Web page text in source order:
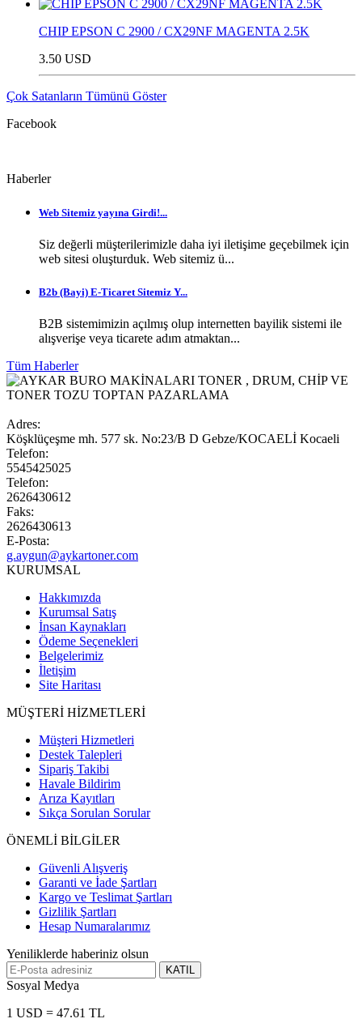
CHIP EPSON C 2900 / CX29NF MAGENTA 2.5K
3.50 USD
Çok Satanların Tümünü Göster
Facebook
Haberler
Web Sitemiz yayına Girdi!...
Siz değerli müşterilerimizle daha iyi iletişime geçebilmek için
web sitesi oluşturduk. Web sitemiz ü...
B2b (Bayi) E-Ticaret Sitemiz Y...
B2B sistemimizin açılmış olup internetten bayilik sistemi ile
alışverişe veya ticarete adım atmaktan...
Tüm Haberler
Adres:
Köşklüçeşme mh. 577 sk. No:23/B D Gebze/KOCAELİ Kocaeli
Telefon:
5545425025
Telefon:
2626430612
Faks:
2626430613
E-Posta:
g.aygun@aykartoner.com
KURUMSAL
Hakkımızda
Kurumsal Satış
İnsan Kaynakları
Ödeme Seçenekleri
Belgelerimiz
İletişim
Site Haritası
MÜŞTERİ HİZMETLERİ
Müşteri Hizmetleri
Destek Talepleri
Sipariş Takibi
Havale Bildirim
Arıza Kayıtları
Sıkça Sorulan Sorular
ÖNEMLİ BİLGİLER
Güvenli Alışveriş
Garanti ve İade Şartları
Kargo ve Teslimat Şartları
Gizlilik Şartları
Hesap Numaralarımız
Yeniliklerde haberiniz olsun
KATIL
Sosyal Medya
1 USD = 47.61 TL